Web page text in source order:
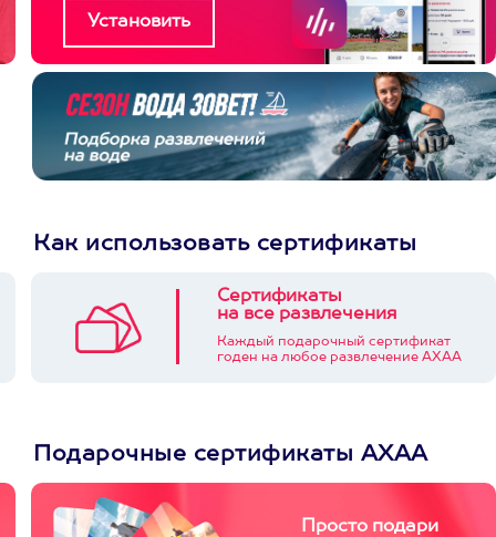
Как использовать сертификаты
Сертификаты
на все развлечения
Каждый подарочный сертификат
годен на любое развлечение АХАА
Подарочные сертификаты АХАА
Просто подари